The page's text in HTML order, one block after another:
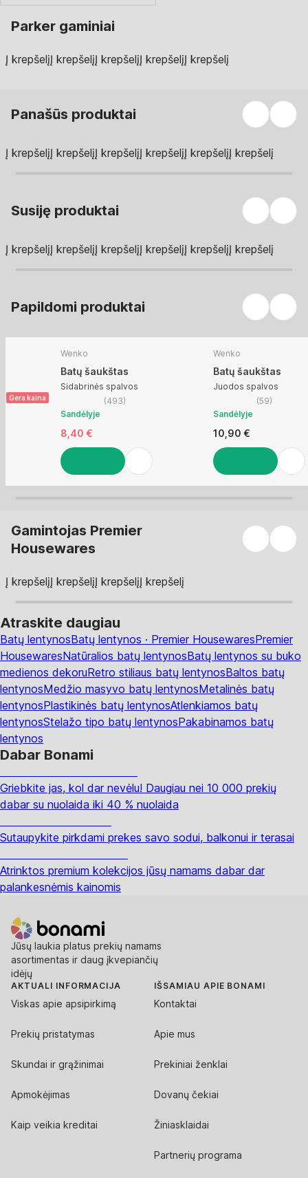
Parker gaminiai
Į krepšelįĮ krepšelįĮ krepšelįĮ krepšelįĮ krepšelį
Panašūs produktai
Į krepšelįĮ krepšelįĮ krepšelįĮ krepšelįĮ krepšelįĮ krepšelį
Susiję produktai
Į krepšelįĮ krepšelįĮ krepšelįĮ krepšelįĮ krepšelįĮ krepšelį
Papildomi produktai
Gera kaina
Wenko
Batų šaukštas
Sidabrinės spalvos
(493)
Sandėlyje
8,40 €
Wenko
Batų šaukštas
Juodos spalvos
(59)
Sandėlyje
10,90 €
Gamintojas Premier
Housewares
Į krepšelįĮ krepšelįĮ krepšelįĮ krepšelį
Atraskite daugiau
Batų lentynosBatų lentynos · Premier HousewaresPremier
HousewaresNatūralios batų lentynosBatų lentynos su buko
medienos dekoruRetro stiliaus batų lentynosBaltos batų
lentynosMedžio masyvo batų lentynosMetalinės batų
lentynosPlastikinės batų lentynosAtlenkiamos batų
lentynosStelažo tipo batų lentynosPakabinamos batų
lentynos
Dabar Bonami
Griebkite jas, kol dar nevėlu! Daugiau nei 10 000 prekių
dabar su nuolaida iki 40 % nuolaida
Sutaupykite pirkdami prekes savo sodui, balkonui ir terasai
Atrinktos premium kolekcijos jūsų namams dabar dar
palankesnėmis kainomis
Jūsų laukia platus prekių namams
asortimentas ir daug įkvepiančių
idėjų
AKTUALI INFORMACIJA
Viskas apie apsipirkimą
Prekių pristatymas
Skundai ir grąžinimai
Apmokėjimas
Kaip veikia kreditai
IŠSAMIAU APIE BONAMI
Kontaktai
Apie mus
Prekiniai ženklai
Dovanų čekiai
Žiniasklaidai
Partnerių programa